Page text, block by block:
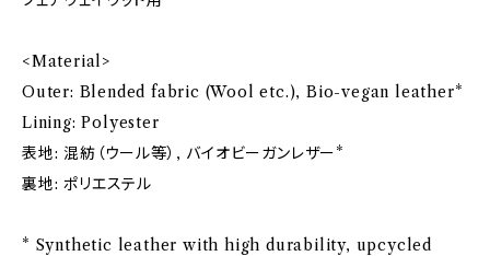
<Material>
Outer: Blended fabric (Wool etc.), Bio-vegan leather*
Lining: Polyester
表地: 混紡（ウール等）, バイオビーガンレザー*
裏地: ポリエステル
* Synthetic leather with high durability, upcycled